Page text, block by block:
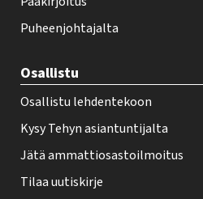
t
r
Puheenjohtajalta
Osallistu
Osallistu lehdentekoon
Kysy Tehyn asiantuntijalta
Jätä ammattiosastoilmoitus
Tilaa uutiskirje